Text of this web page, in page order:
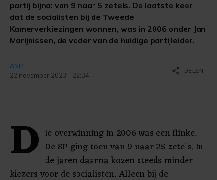
partij bijna: van 9 naar 5 zetels. De laatste keer
dat de socialisten bij de Tweede
Kamerverkiezingen wonnen, was in 2006 onder Jan
Marijnissen, de vader van de huidige partijleider.
ANP
22 november 2023 - 22:34
share DELEN
D ie overwinning in 2006 was een flinke.
De SP ging toen van 9 naar 25 zetels. In
de jaren daarna kozen steeds minder
kiezers voor de socialisten. Alleen bij de